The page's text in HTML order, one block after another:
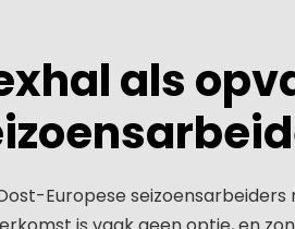
als
Europese